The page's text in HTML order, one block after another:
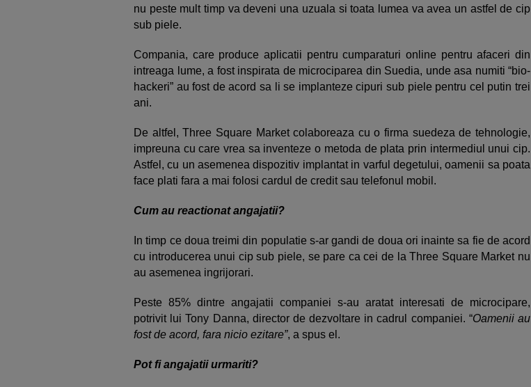
nu peste mult timp va deveni una uzuala si toata lumea va avea un astfel de cip
sub piele.
Compania, care produce aplicatii pentru cumparaturi online pentru afaceri din
intreaga lume, a fost inspirata de microciparea din Suedia, unde asa numiti “bio-
hackeri” au fost de acord sa li se implanteze cipuri sub piele pentru cel putin trei
ani.
De altfel, Three Square Market colaboreaza cu o firma suedeza de tehnologie,
impreuna cu care vrea sa inventeze o metoda de plata prin intermediul unui cip.
Astfel, cu un asemenea dispozitiv implantat in varful degetului, oamenii sa poata
face plati fara a mai folosi cardul de credit sau telefonul mobil.
Cum au reactionat angajatii?
In timp ce doua treimi din populatie s-ar gandi de doua ori inainte sa fie de acord
cu introducerea unui cip sub piele, se pare ca cei de la Three Square Market nu
au asemenea ingrijorari.
Peste 85% dintre angajatii companiei s-au aratat interesati de microcipare,
potrivit lui Tony Danna, director de dezvoltare in cadrul companiei. “Oamenii au
fost de acord, fara nicio ezitare”, a spus el.
Pot fi angajatii urmariti?